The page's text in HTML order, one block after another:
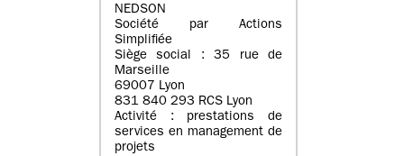
NEDSON
Société par Actions
Simplifiée
Siège social : 35 rue de
Marseille
69007 Lyon
831 840 293 RCS Lyon
Activité : prestations de
services en management de
projets